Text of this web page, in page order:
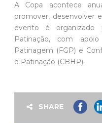
A Copa acontece
promover, desenvolver
evento é organizado
Patinação, com
Patinagem (FGP) e
e Patinação (CBHP).
SHARE